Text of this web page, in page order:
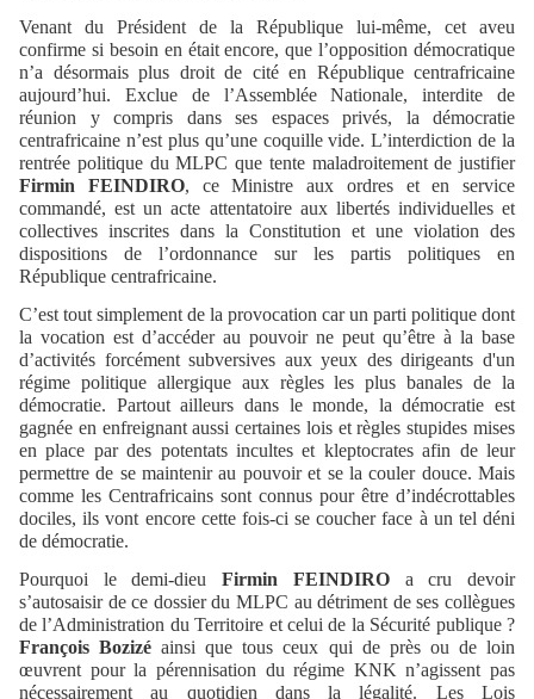
Venant du Président de la République lui-même, cet aveu
confirme si besoin en était encore, que l’opposition démocratique
n’a désormais plus droit de cité en République centrafricaine
aujourd’hui. Exclue de l’Assemblée Nationale, interdite de
réunion y compris dans ses espaces privés, la démocratie
centrafricaine n’est plus qu’une coquille vide. L’interdiction de la
rentrée politique du MLPC que tente maladroitement de justifier
Firmin FEINDIRO, ce Ministre aux ordres et en service
commandé, est un acte attentatoire aux libertés individuelles et
collectives inscrites dans la Constitution et une violation des
dispositions de l’ordonnance sur les partis politiques en
République centrafricaine.
C’est tout simplement de la provocation car un parti politique dont
la vocation est d’accéder au pouvoir ne peut qu’être à la base
d’activités forcément subversives aux yeux des dirigeants d'un
régime politique allergique aux règles les plus banales de la
démocratie. Partout ailleurs dans le monde, la démocratie est
gagnée en enfreignant aussi certaines lois et règles stupides mises
en place par des potentats incultes et kleptocrates afin de leur
permettre de se maintenir au pouvoir et se la couler douce. Mais
comme les Centrafricains sont connus pour être d’indécrottables
dociles, ils vont encore cette fois-ci se coucher face à un tel déni
de démocratie.
Pourquoi le demi-dieuFirmin FEINDIROa cru devoir
s’autosaisir de ce dossier du MLPC au détriment de ses collègues
de l’Administration du Territoire et celui de la Sécurité publique ?
François Bozizé ainsi que tous ceux qui de près ou de loin
œuvrent pour la pérennisation du régime KNK n’agissent pas
nécessairement au quotidien dans la légalité. Les Lois